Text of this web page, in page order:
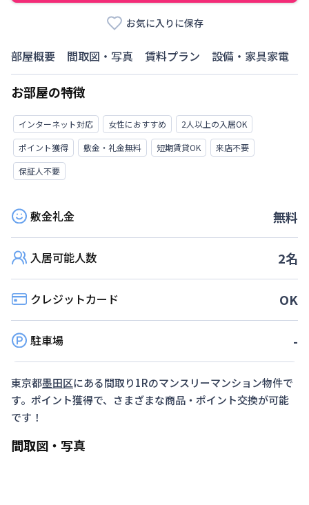
お気に入りに保存
部屋概要 間取図・写真 賃料プラン 設備・家具家電
お部屋の特徴
インターネット対応 女性におすすめ
2人以上の入居OK
ポイント獲得
敷金・礼金無料 短期賃貸OK
来店不要
保証人不要
敷金礼金 無料
入居可能人数 2名
クレジットカード OK
駐車場 -
東京都墨田区にある間取り1Rのマンスリーマンション物件で
す。ポイント獲得で、さまざまな商品・ポイント交換が可能
です！
間取図・写真